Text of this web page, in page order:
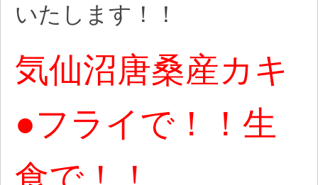
いたします！！
気仙沼唐桑産カキ
●フライで！！生